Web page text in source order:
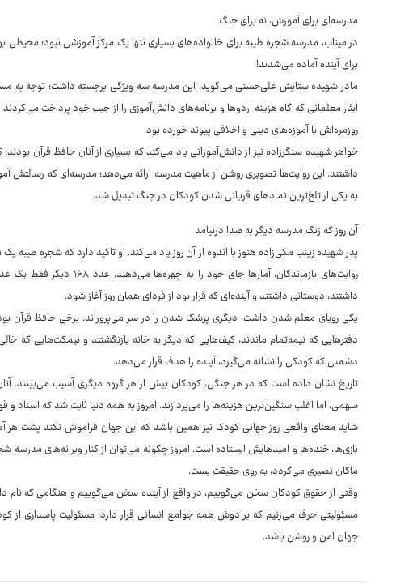
مدرسه‌ای برای آموزش، نه برای جنگ
در میناب، مدرسه شجره طیبه برای خانواده‌های بسیاری تنها یک مرکز آموزشی نبود؛
برای آینده آماده می‌شدند!
مادر شهیده ستایش علی‌حسنی می‌گوید: این مدرسه سه ویژگی برجسته داشت؛ توجه به
ایثار معلمانی که گاه هزینه اردوها و برنامه‌های دانش‌آموزی را از جیب خود پرداخت
روزمره‌اش با آموزه‌های دینی و اخلاقی پیوند خورده بود.
خواهر شهیده سنگرزاده نیز از دانش‌آموزانی یاد می‌کند که بسیاری از آنان حافظ قرآن
داشتند. این روایت‌ها تصویری روشن از ماهیت مدرسه ارائه می‌دهد؛ مدرسه‌ای که رسالتش
به یکی از تلخ‌ترین نمادهای قربانی شدن کودکان در جنگ تبدیل شد.
آن روز که زنگ مدرسه دیگر به صدا درنیامد
پدر شهیده زینب مکی‌زاده هنوز با اندوه از آن روز یاد می‌کند. او تاکید دارد که شجره
روایت‌های بازماندگان، آمارها
داشتند، دوستانی داشتند و آینده‌ای که قرار بود از فردای همان روز آغاز شود.
یکی رویای معلم شدن داشت، دیگری پزشک شدن را در سر می‌پروراند. برخی حافظ قرآن
دفترهایی که نیمه‌تمام ماندند، کیف‌هایی که دیگر به خانه بازنگشتند و نیمکت‌هایی
دشمنی که کودکی را نشانه می‌گیرد، آینده را هدف قرار می‌دهد.
تاریخ نشان داده است که در هر جنگی، کودکان بیش از هر گروه دیگری آسیب می‌بینند.
سهمی، اما اغلب سنگین‌ترین هزینه‌ها را می‌پردازند. امروز به همه دنیا ثابت شد که اسناد و
شاید معنای واقعی روز جهانی کودک نیز همین باشد که این جهان فراموش نکند پشت هر
بازی‌ها، خنده‌ها و امیدهایش ایستاده است. امروز چگونه می‌توان از کنار ویرانه‌های مدرسه
ماکان نصیری می‌گردد، به روی حقیقت بست.
وقتی از حقوق کودکان سخن می‌گوییم، در واقع از آینده سخن می‌گوییم و هنگامی که نام
مسئولیتی حرف می‌زنیم که بر دوش همه جوامع انسانی قرار دارد؛ مسئولیت پاسداری از
جهان امن و روشن باشد.